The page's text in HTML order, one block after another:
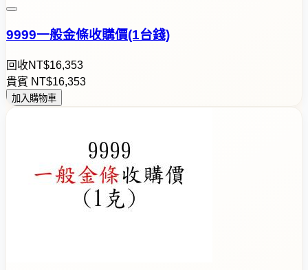
9999一般金條收購價(1台錢)
回收NT$16,353
貴賓 NT$16,353
加入購物車